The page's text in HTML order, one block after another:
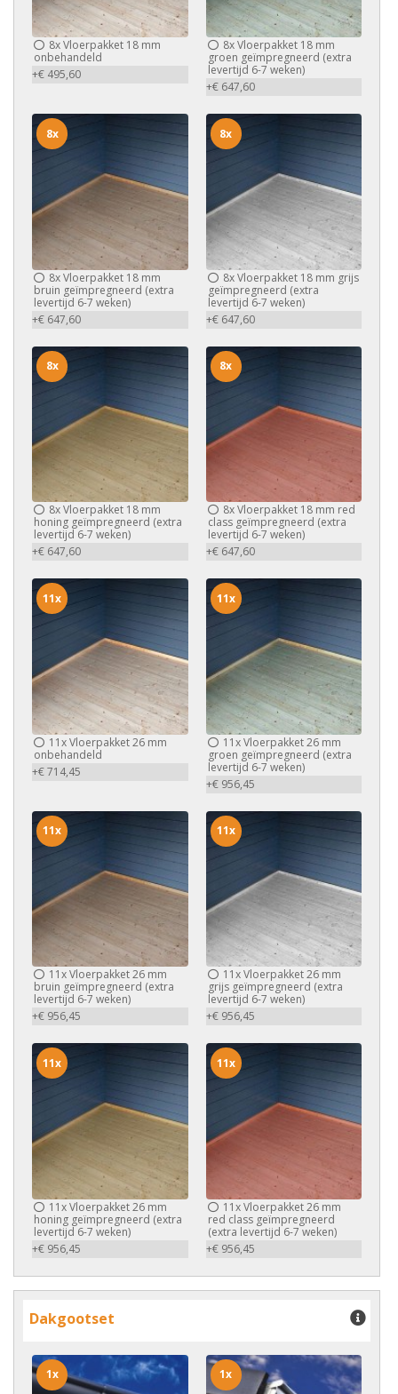
8xVloerpakket 18 mm
onbehandeld
+€ 495,60
8xVloerpakket 18 mm
groen geïmpregneerd (extra
levertijd 6-7 weken)
+€ 647,60
8xVloerpakket 18 mm
bruin geïmpregneerd (extra
levertijd 6-7 weken)
+€ 647,60
8x
8xVloerpakket 18 mm grijs
geïmpregneerd (extra
levertijd 6-7 weken)
+€ 647,60
8x
8xVloerpakket 18 mm
honing geïmpregneerd (extra
levertijd 6-7 weken)
+€ 647,60
8x
8xVloerpakket 18 mm red
class geïmpregneerd (extra
levertijd 6-7 weken)
+€ 647,60
8x
11xVloerpakket 26 mm
onbehandeld
+€ 714,45
11x
11xVloerpakket 26 mm
groen geïmpregneerd (extra
levertijd 6-7 weken)
+€ 956,45
11x
11xVloerpakket 26 mm
bruin geïmpregneerd (extra
levertijd 6-7 weken)
+€ 956,45
11x
11xVloerpakket 26 mm
grijs geïmpregneerd (extra
levertijd 6-7 weken)
+€ 956,45
11x
11xVloerpakket 26 mm
honing geïmpregneerd (extra
levertijd 6-7 weken)
+€ 956,45
11x
11xVloerpakket 26 mm
red class geïmpregneerd
(extra levertijd 6-7 weken)
+€ 956,45
11x
Dakgootset
1x 1x